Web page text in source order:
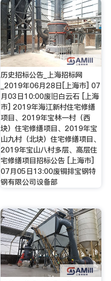
历史招标公告_上海招标网
_2019年06月28日[上海市] 07
月03日10:00废旧白云石 [上海
市] 2019年海江新村住宅修缮
项目、2019年宝林一村（西
块）住宅修缮项目、2019年宝
山九村（北块）住宅修缮项目、
2019年宝山八村多层、高层住
宅修缮项目招标公告 [上海市]
07月05日13:00废铜排宝钢特
钢有限公司设备部